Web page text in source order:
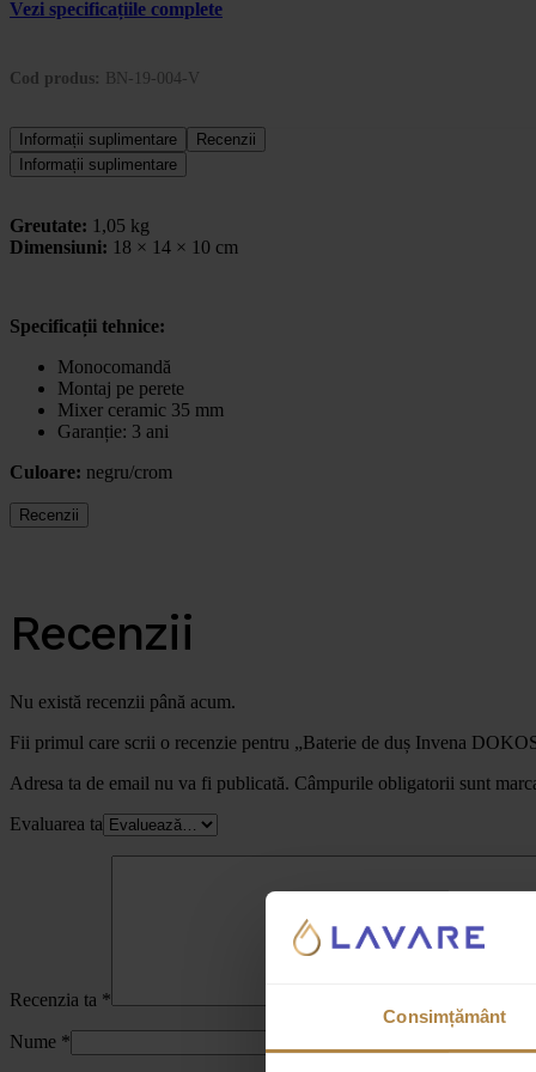
Consimțământ
Vezi specificațiile complete
Cod produs: BN-19-004-V
Informații suplimentare
Recenzii
Informații suplimentare
Greutate: 1,05 kg
Dimensiuni: 18 × 14 × 10 cm
Specificații tehnice:
Monocomandă
Montaj pe perete
Mixer ceramic 35 mm
Garanție: 3 ani
Culoare: negru/crom
Recenzii
Recenzii
Nu există recenzii până acum.
Fii primul care scrii o recenzie pentru „Baterie de duș Invena
Adresa ta de email nu va fi publicată. Câmpurile obligatorii sunt
Evaluarea ta
Recenzia ta *
Nume *